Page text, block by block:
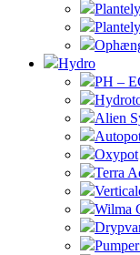
Hydro
PH –
Alien
Oxypot
Terra
Wilma